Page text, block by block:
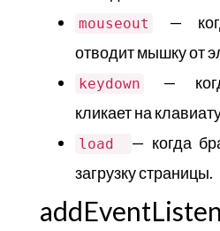
mouseout
—
отводит мышку от
keydown
—
кликает на
load
— когда
загрузку страницы.